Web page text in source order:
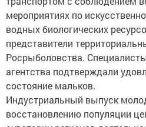
мероприятиях по
водных биологических
представители
Росрыболовства.
агентства подтверждали
состояние мальков.
Индустриальный выпуск
восстановлению популяции
акватории регионов